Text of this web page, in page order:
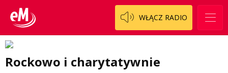
WŁĄCZ RADIO
Rockowo i charytatywnie